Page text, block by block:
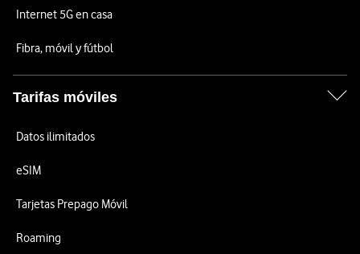
Internet 5G en casa
Fibra, móvil y fútbol
Tarifas móviles
Datos ilimitados
eSIM
Tarjetas Prepago Móvil
Roaming